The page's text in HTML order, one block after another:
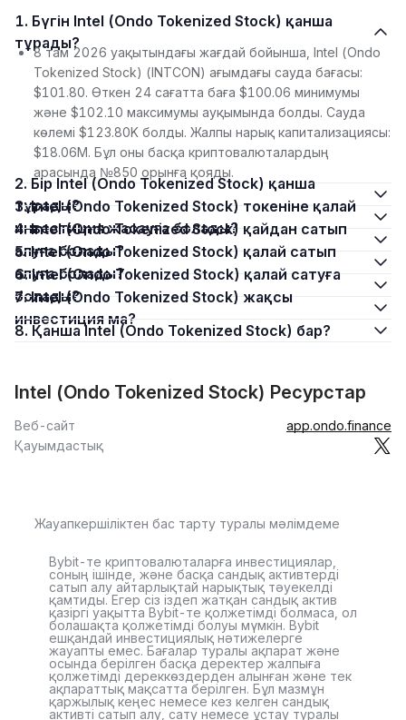
1. Бүгін Intel (Ondo Tokenized Stock) қанша
тұрады?
8 там 2026 уақытындағы жағдай бойынша, Intel (Ondo
Tokenized Stock) (INTCON) ағымдағы сауда бағасы:
$101.80. Өткен 24 сағатта баға $100.06 минимумы
және $102.10 максимумы ауқымында болды. Сауда
көлемі $123.80K болды. Жалпы нарық капитализациясы:
$18.06M. Бұл оны басқа криптовалюталардың
арасында №850 орынға қояды.
2. Бір Intel (Ondo Tokenized Stock) қанша
тұрады?
3. Intel (Ondo Tokenized Stock) токеніне қалай
инвестиция жасауға болады?
4. Intel (Ondo Tokenized Stock) қайдан сатып
алуға болады?
5. Intel (Ondo Tokenized Stock) қалай сатып
алуға болады?
6. Intel (Ondo Tokenized Stock) қалай сатуға
болады?
7. Intel (Ondo Tokenized Stock) жақсы
инвестиция ма?
8. Қанша Intel (Ondo Tokenized Stock) бар?
Intel (Ondo Tokenized Stock) Ресурстар
Веб-сайт
app.ondo.finance
Қауымдастық
Жауапкершіліктен бас тарту туралы мәлімдеме
Bybit-те криптовалюталарға инвестициялар,
соның ішінде, және басқа сандық активтерді
сатып алу айтарлықтай нарықтық тәуекелді
қамтиды. Егер сіз іздеп жатқан сандық актив
қазіргі уақытта Bybit-те қолжетімді болмаса, ол
болашақта қолжетімді болуы мүмкін. Bybit
ешқандай инвестициялық нәтижелерге
жауапты емес. Бағалар туралы ақпарат және
осында берілген басқа деректер жалпыға
қолжетімді дереккөздерден алынған және тек
ақпараттық мақсатта берілген. Бұл мазмұн
қаржылық кеңес немесе кез келген сандық
активті сатып алу, сату немесе ұстау туралы